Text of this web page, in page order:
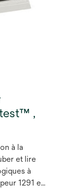
,
à la
et lire
à
1291 et